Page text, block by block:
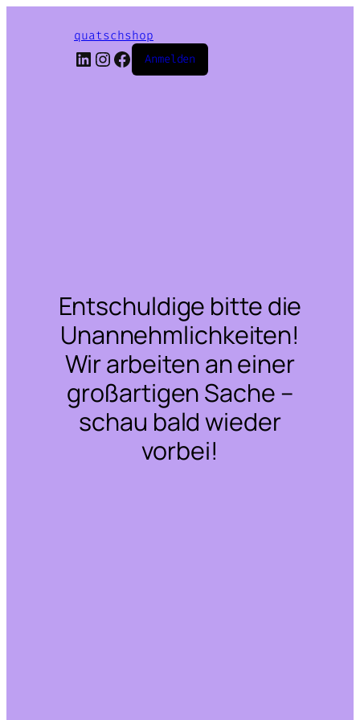
quatschshop
LinkedIn
Instagram
Facebook
Anmelden
Entschuldige bitte die
Unannehmlichkeiten!
Wir arbeiten an einer
großartigen Sache –
schau bald wieder
vorbei!